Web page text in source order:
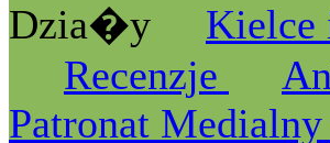
Dzia�y
Kielce
Recenzje
Patronat Medialny